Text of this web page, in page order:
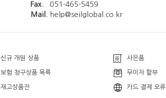
Fax.
051-465-5459
Mail. help@seilglobal.co.kr
신규 개원 상품 사은품
보험 청구상품 목록 무이자 할부
재고상품전 카드 결제 오류